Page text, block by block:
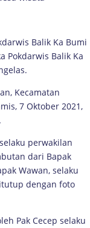
Balik Ka Bumi
Pokdarwis Balik Ka
Kecamatan
7 Oktober 2021,
perwakilan
dari Bapak
Wawan, selaku
dengan foto
Pak Cecep selaku